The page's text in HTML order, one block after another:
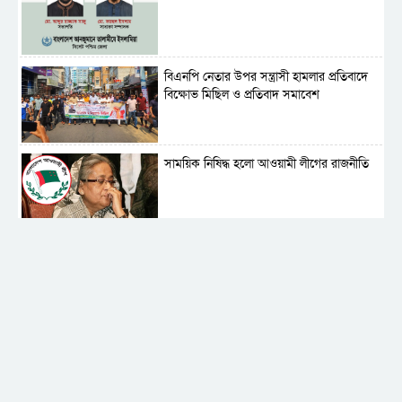
বিএনপি নেতার উপর সন্ত্রাসী হামলার প্রতিবাদে
বিক্ষোভ মিছিল ও প্রতিবাদ সমাবেশ
সাময়িক নিষিদ্ধ হলো আওয়ামী লীগের রাজনীতি